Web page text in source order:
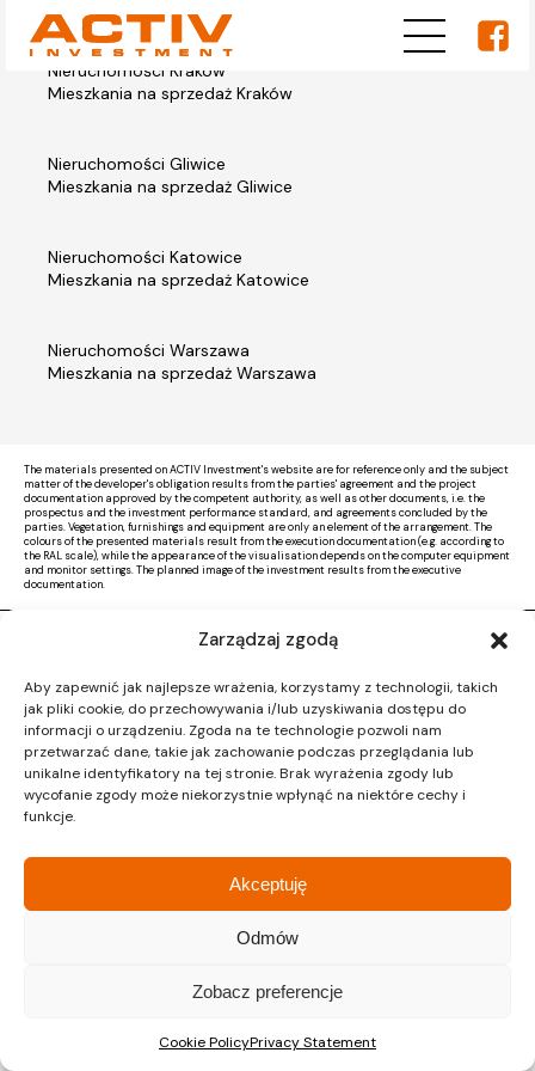
Zarządzaj zgodą
Aby zapewnić jak najlepsze wrażenia, korzystamy z technologii, takich
jak pliki cookie, do przechowywania i/lub uzyskiwania dostępu do
informacji o urządzeniu. Zgoda na te technologie pozwoli nam
przetwarzać dane, takie jak zachowanie podczas przeglądania lub
unikalne identyfikatory na tej stronie. Brak wyrażenia zgody lub
wycofanie zgody może niekorzystnie wpłynąć na niektóre cechy i
funkcje.
Akceptuję
Odmów
Zobacz preferencje
Cookie PolicyPrivacy Statement
Nieruchomości Kraków
Mieszkania na sprzedaż Kraków
Nieruchomości Gliwice
Mieszkania na sprzedaż Gliwice
Nieruchomości Katowice
Mieszkania na sprzedaż Katowice
Nieruchomości Warszawa
Mieszkania na sprzedaż Warszawa
The materials presented on ACTIV Investment's website are for reference only and the subject
matter of the developer's obligation results from the parties' agreement and the project
documentation approved by the competent authority, as well as other documents, i.e. the
prospectus and the investment performance standard, and agreements concluded by the
parties. Vegetation, furnishings and equipment are only an element of the arrangement. The
colours of the presented materials result from the execution documentation (e.g. according to
the RAL scale), while the appearance of the visualisation depends on the computer equipment
and monitor settings. The planned image of the investment results from the executive
documentation.
Activ Investment|Polityka prywatności
Design by CTL MEDIA | Strona www: Proformat